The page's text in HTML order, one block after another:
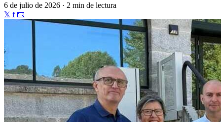
6 de julio de 2026 · 2 min de lectura
𝕏 f 📧